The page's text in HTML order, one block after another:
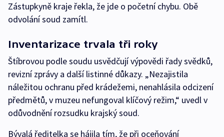
Zástupkyně kraje řekla, že jde o početní chybu. Obě
odvolání soud zamítl.
Inventarizace trvala tři roky
Štíbrovou podle soudu usvědčují výpovědi řady svědků,
revizní zprávy a další listinné důkazy. „Nezajistila
náležitou ochranu před krádežemi, nenahlásila odcizení
předmětů, v muzeu nefungoval klíčový režim,“ uvedl v
odůvodnění rozsudku krajský soud.
Bývalá ředitelka se hájila tím, že při oceňování